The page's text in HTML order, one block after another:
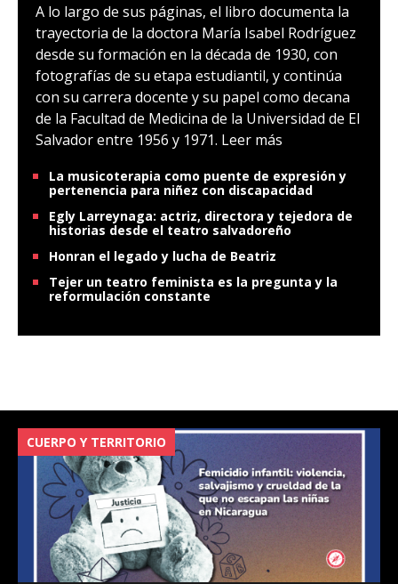
A lo largo de sus páginas, el libro documenta la
trayectoria de la doctora María Isabel Rodríguez
desde su formación en la década de 1930, con
fotografías de su etapa estudiantil, y continúa
con su carrera docente y su papel como decana
de la Facultad de Medicina de la Universidad de El
Salvador entre 1956 y 1971. Leer más
La musicoterapia como puente de expresión y
pertenencia para niñez con discapacidad
Egly Larreynaga: actriz, directora y tejedora de
historias desde el teatro salvadoreño
Honran el legado y lucha de Beatriz
Tejer un teatro feminista es la pregunta y la
reformulación constante
CUERPO Y TERRITORIO